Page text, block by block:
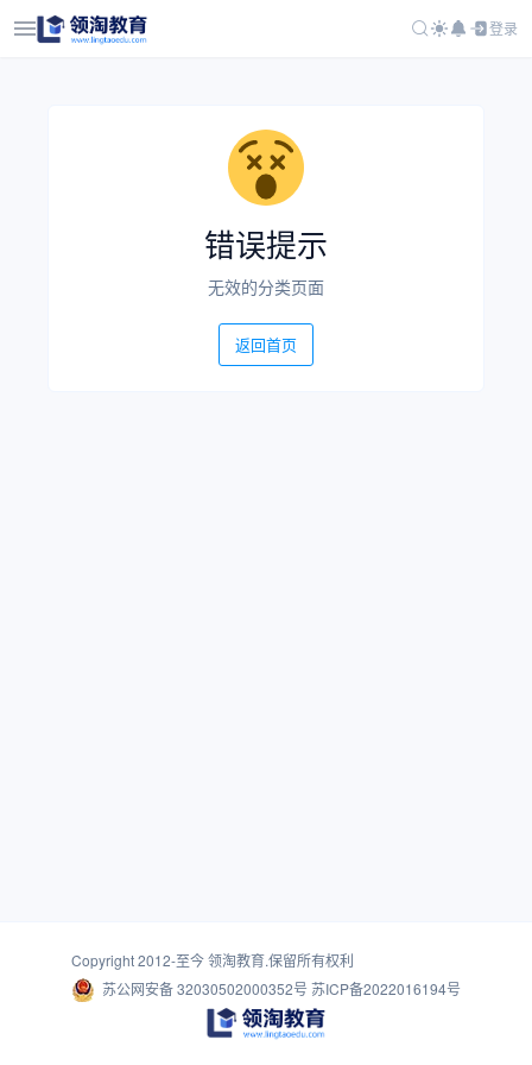
登录
错误提示
无效的分类页面
返回首页
Copyright 2012-至今领淘教育.保留所有权利
苏公网安备 32030502000352号 苏ICP备2022016194号